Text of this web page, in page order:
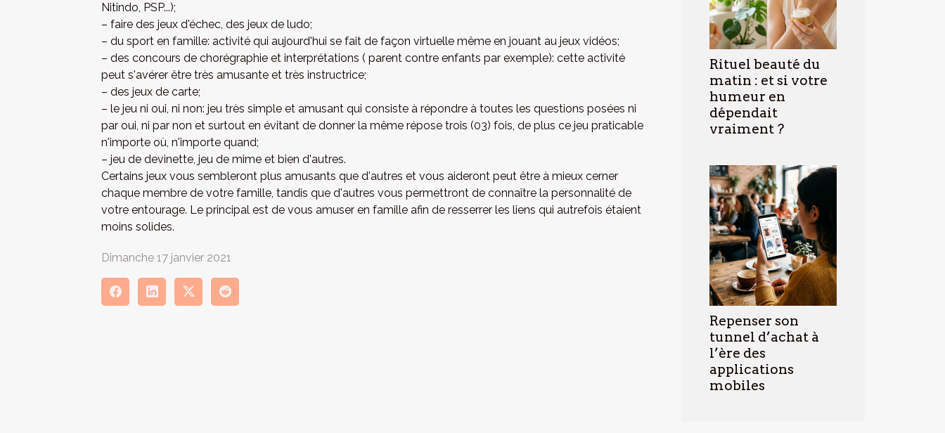
Nitindo, PSP...);
– faire des jeux d'échec, des jeux de ludo;
– du sport en famille: activité qui aujourd'hui se fait de façon virtuelle même en jouant au jeux vidéos;
– des concours de chorégraphie et interprétations ( parent contre enfants par exemple): cette activité
peut s'avérer être très amusante et très instructrice;
– des jeux de carte;
– le jeu ni oui, ni non: jeu très simple et amusant qui consiste à répondre à toutes les questions posées ni
par oui, ni par non et surtout en évitant de donner la même répose trois (03) fois, de plus ce jeu praticable
n'importe où, n'importe quand;
– jeu de devinette, jeu de mime et bien d'autres.
Certains jeux vous sembleront plus amusants que d'autres et vous aideront peut être à mieux cerner
chaque membre de votre famille, tandis que d'autres vous permettront de connaître la personnalité de
votre entourage. Le principal est de vous amuser en famille afin de resserrer les liens qui autrefois étaient
moins solides.
Dimanche 17 janvier 2021
Rituel beauté du
matin : et si votre
humeur en
dépendait
vraiment ?
Repenser son
tunnel d’achat à
l’ère des
applications
mobiles